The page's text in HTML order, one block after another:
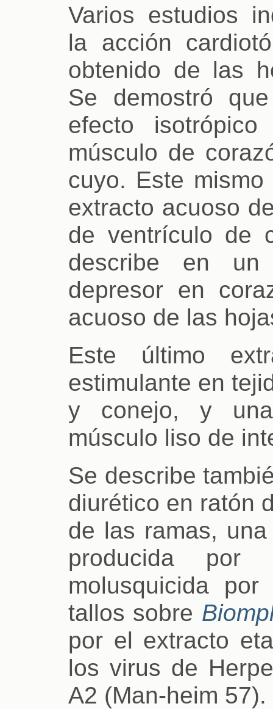
Varios estudios
la acción
obtenido de las
Se demostró
efecto
músculo de
cuyo. Este
extracto acuoso
de ventrículo de
describe en
depresor en
acuoso de las
Este último
estimulante en
y conejo, y
músculo liso de
Se describe
diurético en ratón
de las ramas,
producida
molusquicida
tallos sobre
por el extracto
los virus de
A2 (Man-heim 57).